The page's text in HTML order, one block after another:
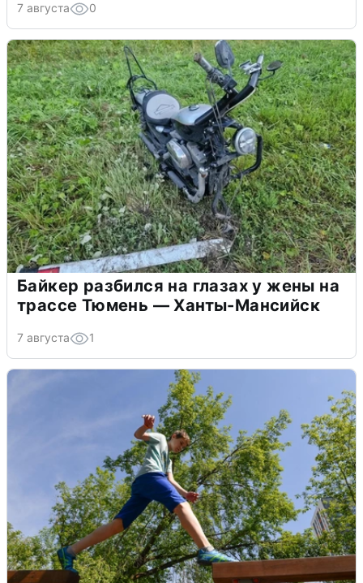
7 августа 0
Байкер разбился на глазах у жены на
трассе Тюмень — Ханты-Мансийск
7 августа 1